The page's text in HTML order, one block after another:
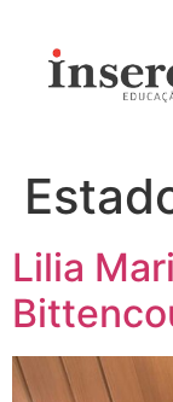
Lilia